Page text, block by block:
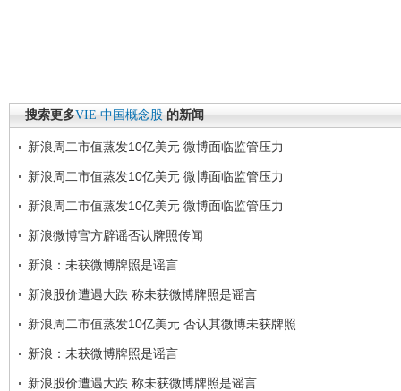
搜索更多VIE 中国概念股 的新闻
新浪周二市值蒸发10亿美元 微博面临监管压力
新浪周二市值蒸发10亿美元 微博面临监管压力
新浪周二市值蒸发10亿美元 微博面临监管压力
新浪微博官方辟谣否认牌照传闻
新浪：未获微博牌照是谣言
新浪股价遭遇大跌 称未获微博牌照是谣言
新浪周二市值蒸发10亿美元 否认其微博未获牌照
新浪：未获微博牌照是谣言
新浪股价遭遇大跌 称未获微博牌照是谣言